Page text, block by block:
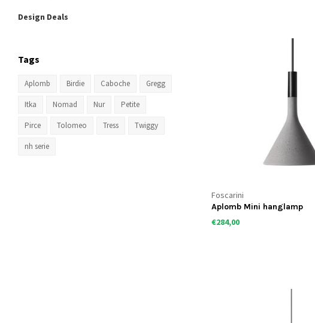
Design Deals
Tags
Aplomb Birdie Caboche Gregg
Itka Nomad Nur Petite
Pirce Tolomeo Tress Twiggy
nh serie
Foscarini
Aplomb Mini hanglamp
€284,00